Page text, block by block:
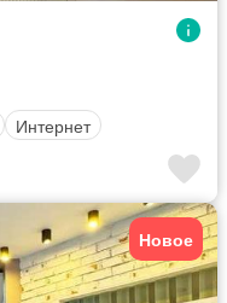
Интернет
Новое